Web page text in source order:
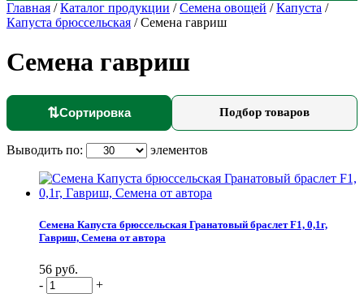
Главная /Каталог продукции /Семена овощей /Капуста /
Капуста брюссельская /Семена гавриш
Семена гавриш
⇅Сортировка Подбор товаров
Выводить по: элементов
Семена Капуста брюссельская Гранатовый браслет F1, 0,1г,
Гавриш, Семена от автора
56 руб.
-
+